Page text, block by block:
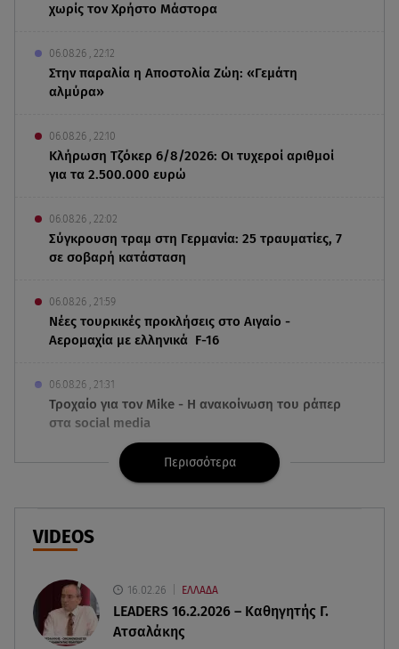
χωρίς τον Χρήστο Μάστορα
06.08.26 , 22:12
Στην παραλία η Αποστολία Ζώη: «Γεμάτη
αλμύρα»
06.08.26 , 22:10
Κλήρωση Τζόκερ 6/8/2026: Οι τυχεροί αριθμοί
για τα 2.500.000 ευρώ
06.08.26 , 22:02
Σύγκρουση τραμ στη Γερμανία: 25 τραυματίες, 7
σε σοβαρή κατάσταση
06.08.26 , 21:59
Νέες τουρκικές προκλήσεις στο Αιγαίο -
Αερομαχία με ελληνικά F-16
06.08.26 , 21:31
Τροχαίο για τον Mike - Η ανακοίνωση του ράπερ
στα social media
Ισραήλ - Κύπρος - Κρήτη: Το μεγαλύτερο
υποθαλάσσιο καλώδιο στον κόσμο
06.08.26 , 21:07
εξοπλισμού στον Άγιο Βασίλειο
06.08.26 , 20:49
Περισσότερα
VIDEOS
16.02.26 ΕΛΛΑΔΑ
LEADERS 16.2.2026 – Καθηγητής Γ.
Ατσαλάκης